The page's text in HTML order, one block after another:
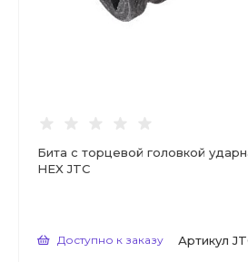
Бита с торцевой головкой
HEX JTC
Доступно к заказу Артикул